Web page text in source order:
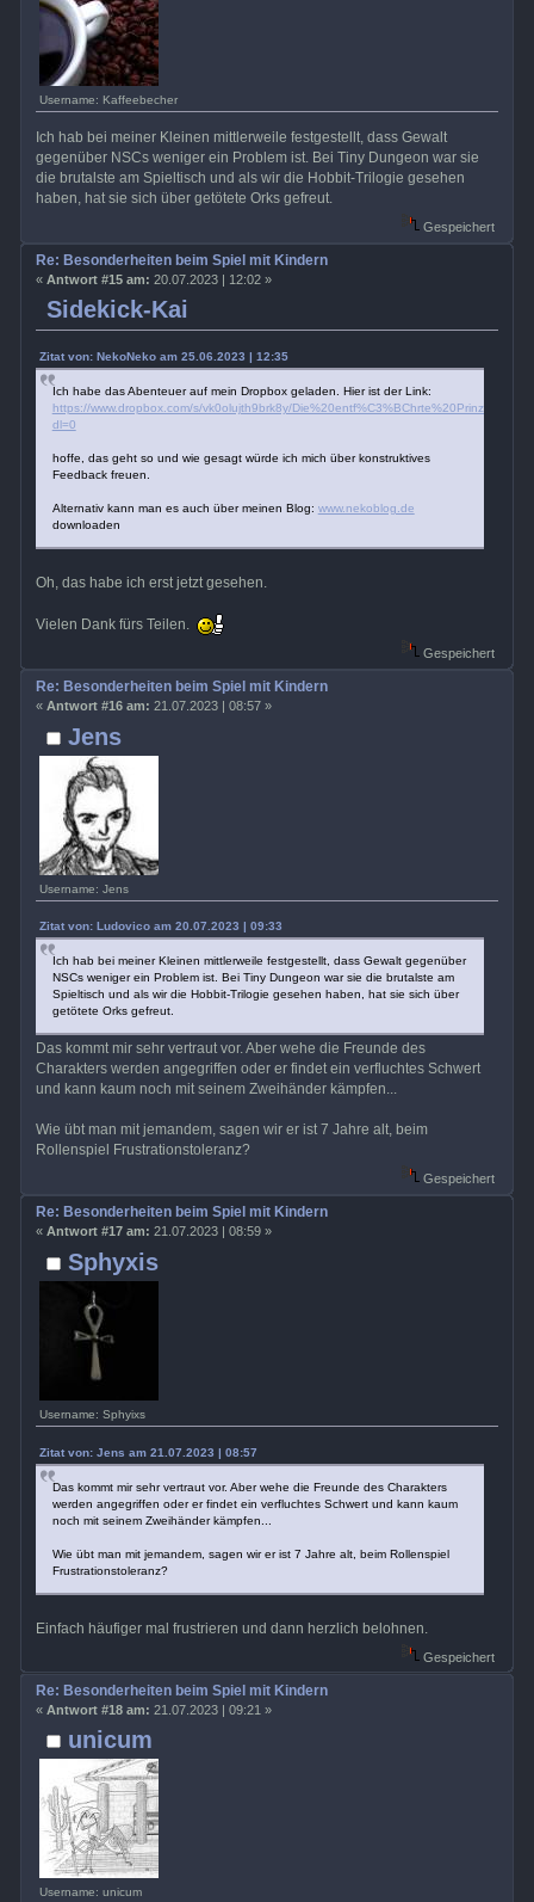
Username: Kaffeebecher
Ich hab bei meiner Kleinen mittlerweile festgestellt, dass Gewalt
gegenüber NSCs weniger ein Problem ist. Bei Tiny Dungeon war sie
die brutalste am Spieltisch und als wir die Hobbit-Trilogie gesehen
haben, hat sie sich über getötete Orks gefreut.
Gespeichert
Sidekick-Kai
Re: Besonderheiten beim Spiel mit Kindern
« Antwort #15 am: 20.07.2023 | 12:02 »
Zitat von: NekoNeko am 25.06.2023 | 12:35
Ich habe das Abenteuer auf mein Dropbox geladen. Hier ist der Link:
https://www.dropbox.com/s/vk0olujth9brk8y/
dl=0
hoffe, das geht so und wie gesagt würde ich mich über konstruktives
Feedback freuen.
Alternativ kann man es auch über meinen Blog: www.nekoblog.de
downloaden
Oh, das habe ich erst jetzt gesehen.
Vielen Dank fürs Teilen.
Gespeichert
Jens
Username: Jens
Re: Besonderheiten beim Spiel mit Kindern
« Antwort #16 am: 21.07.2023 | 08:57 »
Zitat von: Ludovico am 20.07.2023 | 09:33
Ich hab bei meiner Kleinen mittlerweile festgestellt, dass Gewalt gegenüber
NSCs weniger ein Problem ist. Bei Tiny Dungeon war sie die brutalste am
Spieltisch und als wir die Hobbit-Trilogie gesehen haben, hat sie sich über
getötete Orks gefreut.
Das kommt mir sehr vertraut vor. Aber wehe die Freunde des
Charakters werden angegriffen oder er findet ein verfluchtes Schwert
und kann kaum noch mit seinem Zweihänder kämpfen...
Wie übt man mit jemandem, sagen wir er ist 7 Jahre alt, beim
Rollenspiel Frustrationstoleranz?
Gespeichert
Sphyxis
Username: Sphyixs
Re: Besonderheiten beim Spiel mit Kindern
« Antwort #17 am: 21.07.2023 | 08:59 »
Zitat von: Jens am 21.07.2023 | 08:57
Das kommt mir sehr vertraut vor. Aber wehe die Freunde des Charakters
werden angegriffen oder er findet ein verfluchtes Schwert und kann kaum
noch mit seinem Zweihänder kämpfen...
Wie übt man mit jemandem, sagen wir er ist 7 Jahre alt, beim Rollenspiel
Frustrationstoleranz?
Einfach häufiger mal frustrieren und dann herzlich belohnen.
Gespeichert
unicum
Username: unicum
Re: Besonderheiten beim Spiel mit Kindern
« Antwort #18 am: 21.07.2023 | 09:21 »